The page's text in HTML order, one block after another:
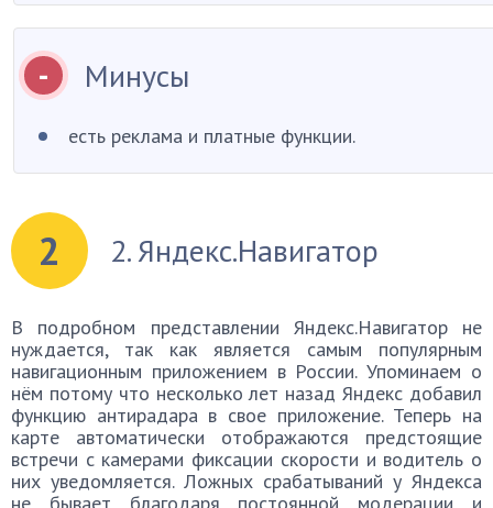
Минусы
есть реклама и платные функции.
2 2. Яндекс.Навигатор
В подробном представлении Яндекс.Навигатор не
нуждается, так как является самым популярным
навигационным приложением в России. Упоминаем о
нём потому что несколько лет назад Яндекс добавил
функцию антирадара в свое приложение. Теперь на
карте автоматически отображаются предстоящие
встречи с камерами фиксации скорости и водитель о
них уведомляется. Ложных срабатываний у Яндекса